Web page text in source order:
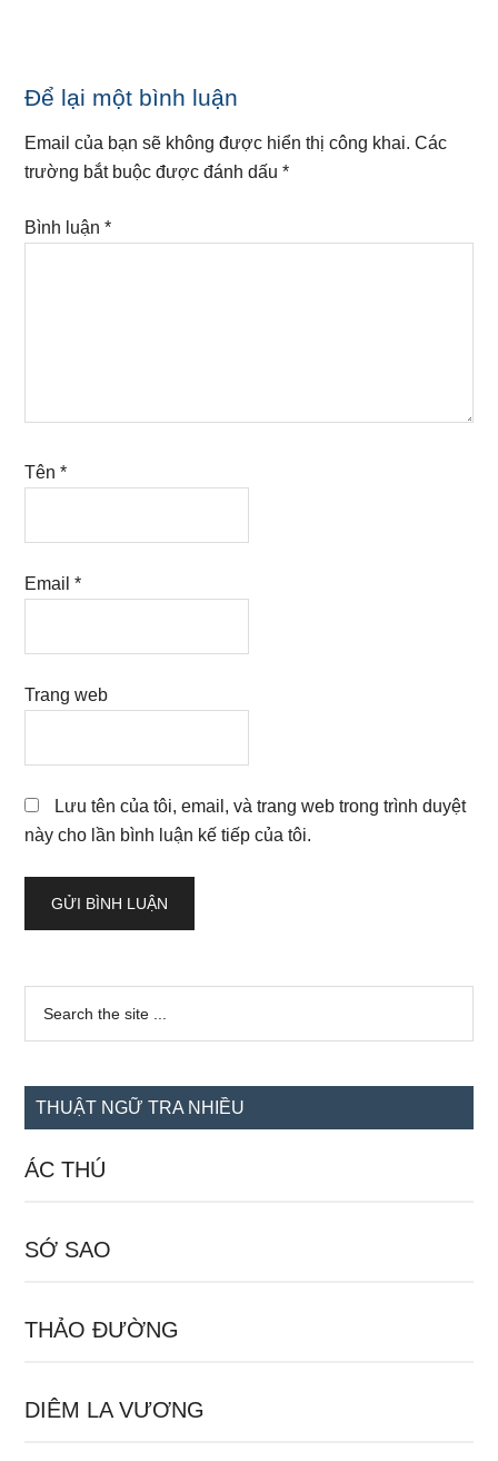
Reader
Interactions
Để lại một bình luận
Email của bạn sẽ không được hiển thị công khai. Các
trường bắt buộc được đánh dấu*
Bình luận*
Tên*
Email*
Trang web
Lưu tên của tôi, email, và trang web trong trình duyệt
này cho lần bình luận kế tiếp của tôi.
Sidebar
chính
...
THUẬT NGỮ TRA NHIỀU
ÁC THÚ
SỚ SAO
THẢO ĐƯỜNG
DIÊM LA VƯƠNG